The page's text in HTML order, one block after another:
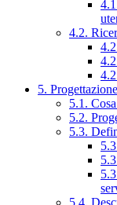
4.2.
5.
5.1.
5.2.
5.3.
5.4.